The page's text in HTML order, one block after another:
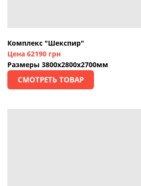
Комплекс "Шекспир"
Цена 62190 грн
Размеры 3800х2800х2700мм
СМОТРЕТЬ ТОВАР